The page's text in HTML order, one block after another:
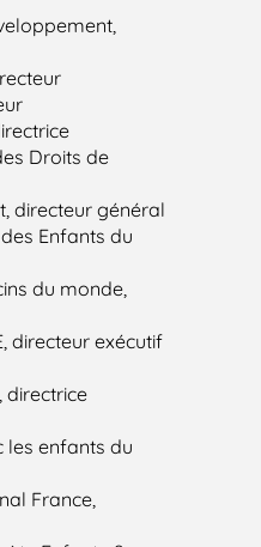
Droits de
directeur général
Enfants du
du monde,
directeur exécutif
directrice
les enfants du
France,